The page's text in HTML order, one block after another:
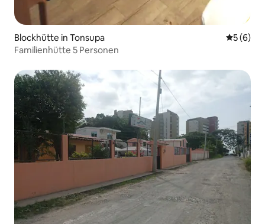
Blockhütte in Tonsupa
5 (6)
Familienhütte 5 Personen